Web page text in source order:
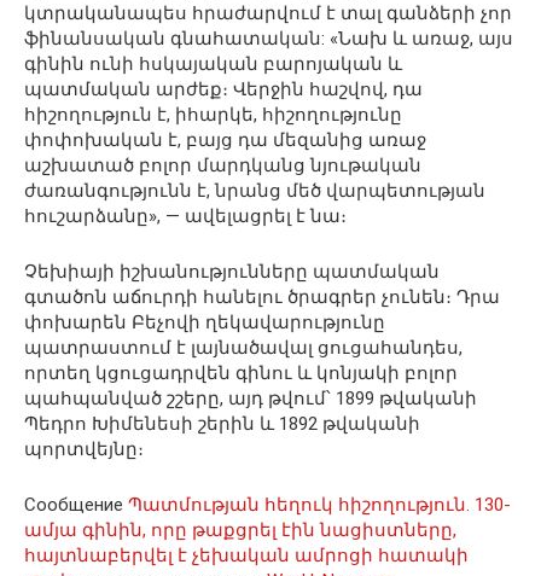
կտրականապես հրաժարվում է տալ գանձերի չոր
ֆինանսական գնահատական: «Նախ և առաջ, այս
գինին ունի հսկայական բարոյական և
պատմական արժեք։ Վերջին հաշվով, դա
հիշողություն է, իհարկե, հիշողությունը
փոփոխական է, բայց դա մեզանից առաջ
աշխատած բոլոր մարդկանց նյութական
ժառանգությունն է, նրանց մեծ վարպետության
հուշարձանը», — ավելացրել է նա։
Չեխիայի իշխանությունները պատմական
գտածոն աճուրդի հանելու ծրագրեր չունեն։ Դրա
փոխարեն Բեչովի ղեկավարությունը
պատրաստում է լայնածավալ ցուցահանդես,
որտեղ կցուցադրվեն գինու և կոնյակի բոլոր
պահպանված շշերը, այդ թվում՝ 1899 թվականի
Պեդրո Խիմենեսի շերին և 1892 թվականի
պորտվեյնը։
Сообщение Պատմության հեղուկ հիշողություն. 130-
ամյա գինին, որը թաքցրել էին նացիստները,
հայտնաբերվել է չեխական ամրոցի հատակի